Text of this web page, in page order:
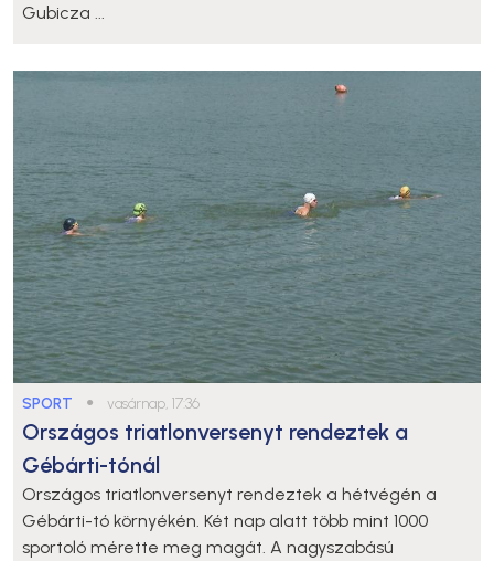
Gubicza ...
SPORT ● vasárnap, 17:36
Országos triatlonversenyt rendeztek a
Gébárti-tónál
Országos triatlonversenyt rendeztek a hétvégén a
Gébárti-tó környékén. Két nap alatt több mint 1000
sportoló mérette meg magát. A nagyszabású